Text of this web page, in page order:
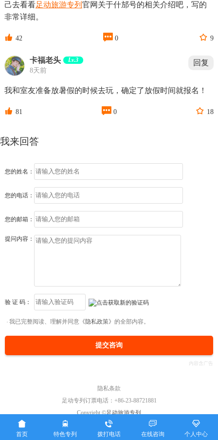
己去看看足动旅游专列 官网关于什邡号的相关介绍吧，写的
非常详细。
 42  0  9
卡福老头 Lv.3
8天前
回复
我和室友准备放暑假的时候去玩，确定了放假时间就报名！
 81  0  18
我来回答
您的姓名：
您的电话：
您的邮箱：
提问内容：
验 证 码：
我已完整阅读、理解并同意 《隐私政策》 的全部内容。
提交咨询
隐私条款
足动专列订票电话：+86-23-88721881
Copyright ©足动旅游专列

首页

特色专列

拨打电话

在线咨询

个人中心